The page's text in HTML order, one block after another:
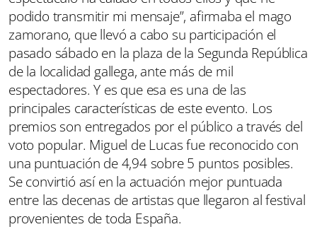
podido transmitir mi mensaje”, afirmaba el mago
zamorano, que llevó a cabo su participación el
pasado sábado en la plaza de la Segunda República
de la localidad gallega, ante más de mil
espectadores. Y es que esa es una de las
principales características de este evento. Los
premios son entregados por el público a través del
voto popular. Miguel de Lucas fue reconocido con
una puntuación de 4,94 sobre 5 puntos posibles.
Se convirtió así en la actuación mejor puntuada
entre las decenas de artistas que llegaron al festival
provenientes de toda España.